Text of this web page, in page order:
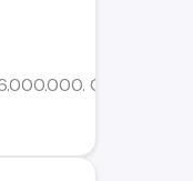
Conversable